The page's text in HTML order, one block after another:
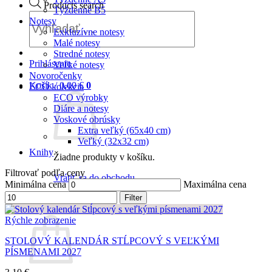
Products search
Prihlásenie
Košík /0,00€ 0
Žiadne produkty v košíku.
Vrátiť sa do obchodu
Košík
Týždenné B5
Notesy
Exkluzívne notesy
Malé notesy
Stredné notesy
Veľké notesy
Novoročenky
ECO kolekcia
ECO výrobky
Diáre a notesy
Voskové obrúsky
Extra veľký (65x40 cm)
Veľký (32x32 cm)
Knihy
Filtrovať podľa ceny
Minimálna cena
Maximálna cena
Filter
Rýchle zobrazenie
STOLOVÝ KALENDÁR STĹPCOVÝ S VEĽKÝMI
PÍSMENAMI 2027